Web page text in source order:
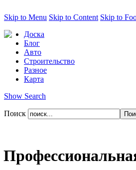
Skip to Menu Skip to Content Skip to
Доска
Блог
Авто
Строительство
Разное
Карта
Show Search
Поиск